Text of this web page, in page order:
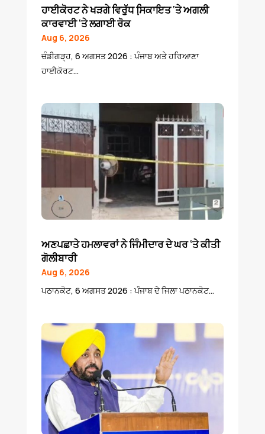
ਹਾਈਕੋਰਟ ਨੇ ਖੜਗੇ ਵਿਰੁੱਧ ਸਿ਼ਕਾਇਤ ‘ਤੇ ਅਗਲੀ
ਕਾਰਵਾਈ ‘ਤੇ ਲਗਾਈ ਰੋਕ
Aug 6, 2026
ਚੰਡੀਗੜ੍ਹ, 6 ਅਗਸਤ 2026 : ਪੰਜਾਬ ਅਤੇ ਹਰਿਆਣਾ
ਹਾਈਕੋਰਟ...
ਅਣਪਛਾਤੇ ਹਮਲਾਵਰਾਂ ਨੇ ਜਿੰਮੀਦਾਰ ਦੇ ਘਰ ‘ਤੇ ਕੀਤੀ
ਗੋਲੀਬਾਰੀ
Aug 6, 2026
ਪਠਾਨਕੋਟ, 6 ਅਗਸਤ 2026 : ਪੰਜਾਬ ਦੇ ਜਿਲਾ ਪਠਾਨਕੋਟ...